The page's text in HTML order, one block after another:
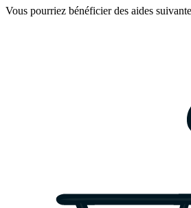
Vous pourriez bénéficier des aides